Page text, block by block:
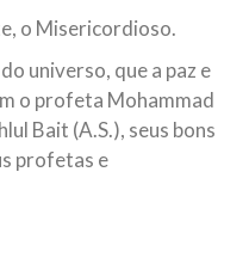
o Misericordioso.
universo, que a paz e
o profeta Mohammad
Bait (A.S.), seus bons
profetas e